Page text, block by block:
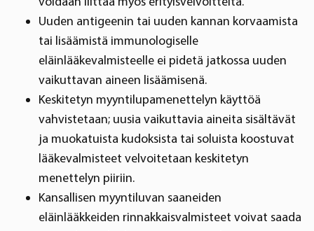
Uuden antigeenin tai uuden kannan korvaamista
tai lisäämistä immunologiselle
eläinlääkevalmisteelle ei pidetä jatkossa uuden
vaikuttavan aineen lisäämisenä.
Keskitetyn myyntilupamenettelyn käyttöä
vahvistetaan; uusia vaikuttavia aineita sisältävät
ja muokatuista kudoksista tai soluista koostuvat
lääkevalmisteet velvoitetaan keskitetyn
menettelyn piiriin.
Kansallisen myyntiluvan saaneiden
eläinlääkkeiden rinnakkaisvalmisteet voivat saada